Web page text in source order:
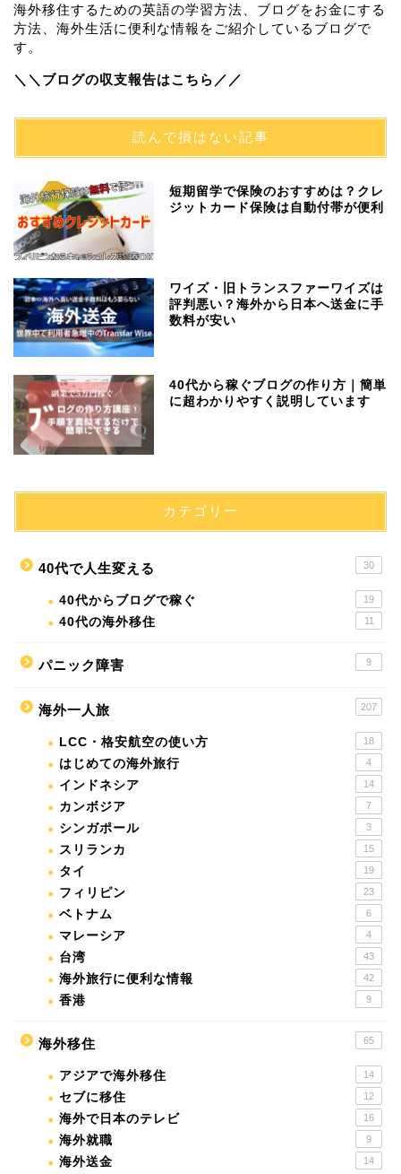
海外移住するための英語の学習方法、ブログをお金にする
方法、海外生活に便利な情報をご紹介しているブログで
す。
＼＼ブログの収支報告はこちら／／
読んで損はない記事
短期留学で保険のおすすめは？クレ
ジットカード保険は自動付帯が便利
ワイズ・旧トランスファーワイズは
評判悪い？海外から日本へ送金に手
数料が安い
40代から稼ぐブログの作り方｜簡単
に超わかりやすく説明しています
カテゴリー
40代で人生変える 30
40代からブログで稼ぐ 19
40代の海外移住 11
パニック障害 9
海外一人旅 207
LCC・格安航空の使い方 18
はじめての海外旅行 4
インドネシア 14
カンボジア 7
シンガポール 3
スリランカ 15
タイ 19
フィリピン 23
ベトナム 6
マレーシア 4
台湾 43
海外旅行に便利な情報 42
香港 9
海外移住 65
アジアで海外移住 14
セブに移住 12
海外で日本のテレビ 16
海外就職 9
海外送金 14